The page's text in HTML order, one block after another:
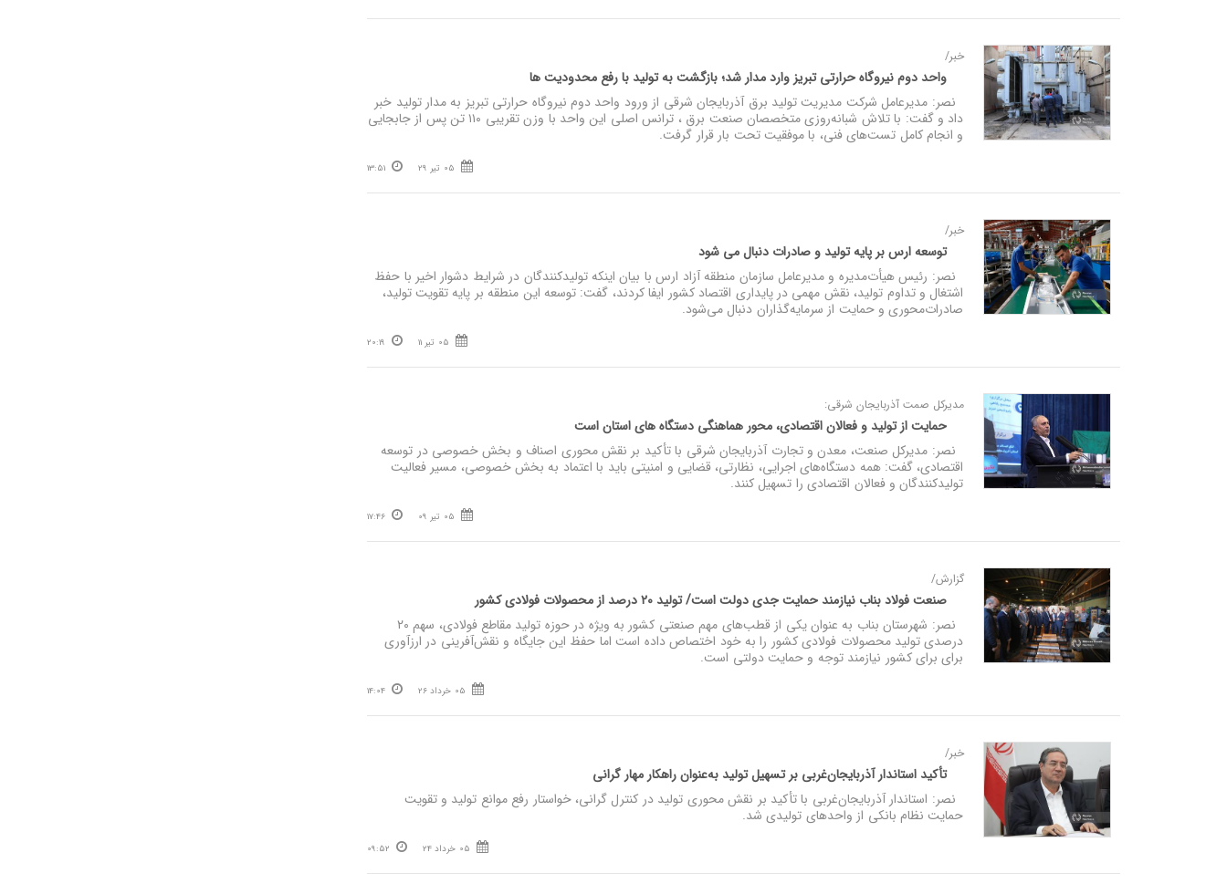
خبر/
️واحد دوم نیروگاه حرارتی تبریز وارد مدار شد؛ بازگشت به تولید با رفع محدودیت‌ ها
نصر: مدیرعامل شرکت مدیریت تولید برق آذربایجان شرقی از ورود واحد دوم نیروگاه حرارتی تبریز به مدار تولید خبر
داد و گفت: با تلاش شبانه‌روزی متخصصان صنعت برق ، ترانس اصلی این واحد با وزن تقریبی ۱۱۰ تن پس از جابجایی
و انجام کامل تست‌های فنی، با موفقیت تحت بار قرار گرفت.
05 تیر 29 13:51
خبر/
توسعه ارس بر پایه تولید و صادرات دنبال می‌ شود
نصر: رئیس هیأت‌مدیره و مدیرعامل سازمان منطقه آزاد ارس با بیان اینکه تولیدکنندگان در شرایط دشوار اخیر با حفظ
اشتغال و تداوم تولید، نقش مهمی در پایداری اقتصاد کشور ایفا کردند، گفت: توسعه این منطقه بر پایه تقویت تولید،
صادرات‌محوری و حمایت از سرمایه‌گذاران دنبال می‌شود.
05 تیر 11 20:19
مدیرکل صمت آذربایجان شرقی:
حمایت از تولید و فعالان اقتصادی، محور هماهنگی دستگاه‌ های استان است
نصر: مدیرکل صنعت، معدن و تجارت آذربایجان شرقی با تأکید بر نقش محوری اصناف و بخش خصوصی در توسعه
اقتصادی، گفت: همه دستگاه‌های اجرایی، نظارتی، قضایی و امنیتی باید با اعتماد به بخش خصوصی، مسیر فعالیت
تولیدکنندگان و فعالان اقتصادی را تسهیل کنند.
05 تیر 09 17:46
گزارش/
صنعت فولاد بناب نیازمند حمایت جدی دولت است/ تولید ۲۰ درصد از محصولات فولادی کشور
نصر: شهرستان بناب به عنوان یکی از قطب‌های مهم صنعتی کشور به ویژه در حوزه تولید مقاطع فولادی، سهم ۲۰
درصدی تولید محصولات فولادی کشور را به خود اختصاص داده است اما حفظ این جایگاه و نقش‌آفرینی در ارزآوری
برای برای کشور نیازمند توجه و حمایت دولتی است.
05 خرداد 26 14:04
خبر/
تأکید استاندار آذربایجان‌غربی بر تسهیل تولید به‌عنوان راهکار مهار گرانی
نصر: استاندار آذربایجان‌غربی با تأکید بر نقش محوری تولید در کنترل گرانی، خواستار رفع موانع تولید و تقویت
حمایت نظام بانکی از واحدهای تولیدی شد.
05 خرداد 24 09:52